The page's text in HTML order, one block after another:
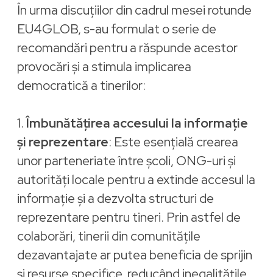
În urma discuțiilor din cadrul mesei rotunde
EU4GLOB, s-au formulat o serie de
recomandări pentru a răspunde acestor
provocări și a stimula implicarea
democratică a tinerilor:
1.Îmbunătățirea accesului la informație
și reprezentare: Este esențială crearea
unor parteneriate între școli, ONG-uri și
autorități locale pentru a extinde accesul la
informație și a dezvolta structuri de
reprezentare pentru tineri. Prin astfel de
colaborări, tinerii din comunitățile
dezavantajate ar putea beneficia de sprijin
și resurse specifice, reducând inegalitățile